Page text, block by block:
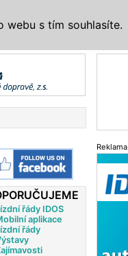
řády IDOS
aplikace
řády
Reklama
webu s tím souhlasíte.